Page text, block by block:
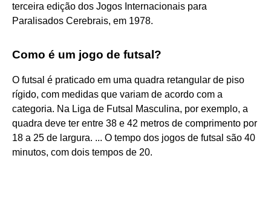
terceira edição dos Jogos Internacionais para
Paralisados Cerebrais, em 1978.
Como é um jogo de futsal?
O futsal é praticado em uma quadra retangular de piso
rígido, com medidas que variam de acordo com a
categoria. Na Liga de Futsal Masculina, por exemplo, a
quadra deve ter entre 38 e 42 metros de comprimento por
18 a 25 de largura. ... O tempo dos jogos de futsal são 40
minutos, com dois tempos de 20.